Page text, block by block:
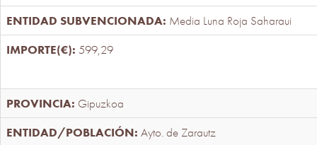
Media Luna Roja Saharaui
599,29
Gipuzkoa
Ayto. de Zarautz